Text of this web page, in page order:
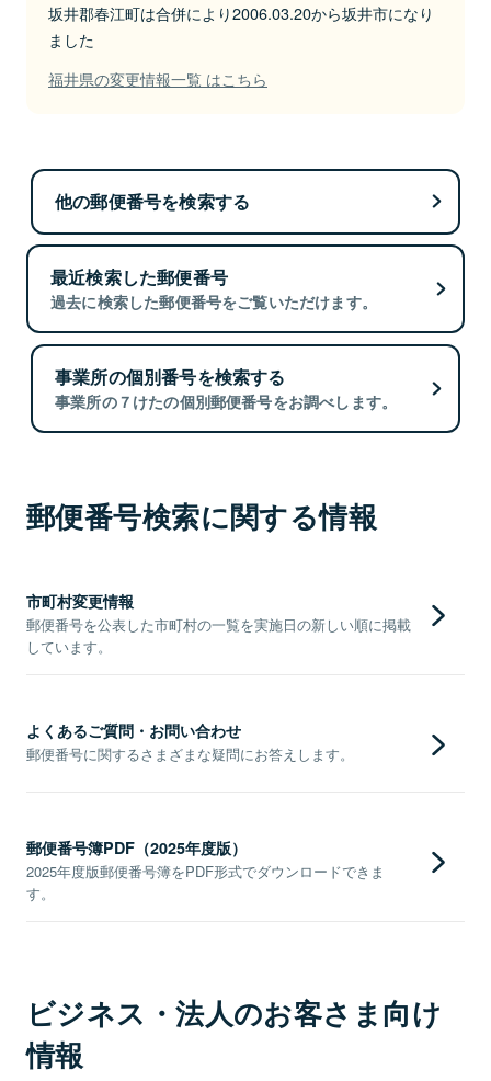
坂井郡春江町は合併により2006.03.20から坂井市になり
ました
福井県の変更情報一覧 はこちら
他の郵便番号を検索する
最近検索した郵便番号
過去に検索した郵便番号をご覧いただけます。
事業所の個別番号を検索する
事業所の７けたの個別郵便番号をお調べします。
郵便番号検索に関する情報
市町村変更情報
郵便番号を公表した市町村の一覧を実施日の新しい順に掲載
しています。
よくあるご質問・お問い合わせ
郵便番号に関するさまざまな疑問にお答えします。
郵便番号簿PDF（2025年度版）
2025年度版郵便番号簿をPDF形式でダウンロードできま
す。
ビジネス・法人のお客さま向け
情報